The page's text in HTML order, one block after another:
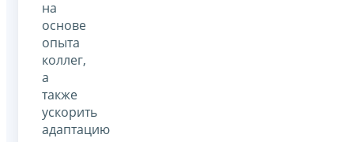
на
основе
опыта
коллег,
а
также
ускорить
адаптацию